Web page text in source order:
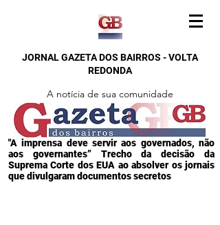
JORNAL GAZETA DOS BAIRROS - VOLTA
REDONDA
A notícia de sua comunidade
"A imprensa deve servir aos governados, não
aos governantes” Trecho da decisão da
Suprema Corte dos EUA ao absolver os jornais
que divulgaram documentos secretos